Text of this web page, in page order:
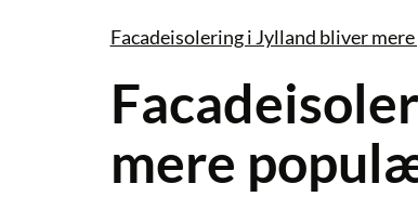
Facadeisolering i Jylland bliver
mere